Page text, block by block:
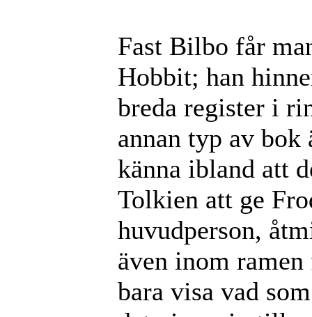
Fast Bilbo får
Hobbit; han
breda register i
annan typ av bok
känna ibland att
Tolkien att ge
huvudperson,
även inom
bara visa vad